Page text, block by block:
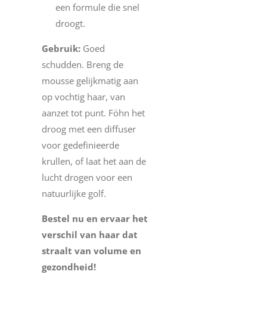
een formule die snel
droogt.
Gebruik: Goed
schudden. Breng de
mousse gelijkmatig aan
op vochtig haar, van
aanzet tot punt. Föhn het
droog met een diffuser
voor gedefinieerde
krullen, of laat het aan de
lucht drogen voor een
natuurlijke golf.
Bestel nu en ervaar het
verschil van haar dat
straalt van volume en
gezondheid!